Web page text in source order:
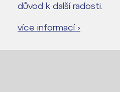
důvod k další radosti.
více informací ›